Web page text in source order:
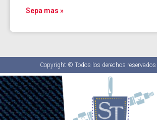
Sepa mas »
Copyright © Todos los derechos reservados